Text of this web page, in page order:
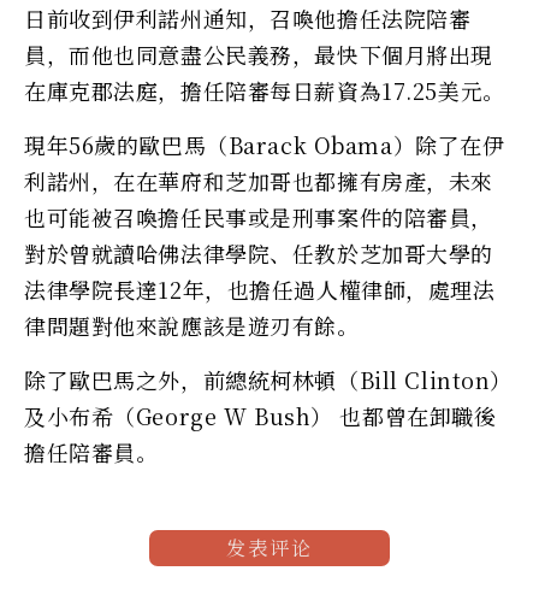
日前收到伊利諾州通知，召喚他擔任法院陪審
員，而他也同意盡公民義務，最快下個月將出現
在庫克郡法庭，擔任陪審每日薪資為17.25美元。
現年56歲的歐巴馬（Barack Obama）除了在伊
利諾州，在在華府和芝加哥也都擁有房產，未來
也可能被召喚擔任民事或是刑事案件的陪審員，
對於曾就讀哈佛法律學院、任教於芝加哥大學的
法律學院長達12年，也擔任過人權律師，處理法
律問題對他來說應該是遊刃有餘。
除了歐巴馬之外，前總統柯林頓（Bill Clinton）
及小布希（George W Bush） 也都曾在卸職後
擔任陪審員。
发表评论